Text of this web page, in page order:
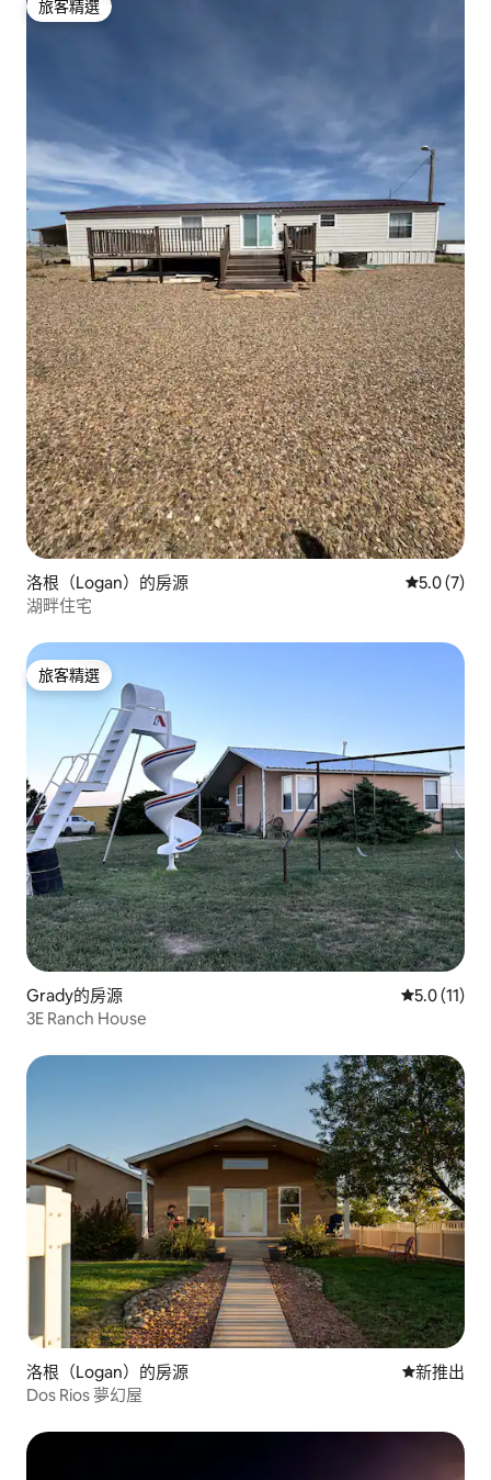
旅客精選
旅客精選
洛根（Logan）的房源 從 7 則評
5.0 (7)
湖畔住宅
旅客精選
旅客精選
Grady的房源 從 11 則評
5.0 (11)
3E Ranch House
洛根（Logan）的房源 新住處
新推出
Dos Rios 夢幻屋